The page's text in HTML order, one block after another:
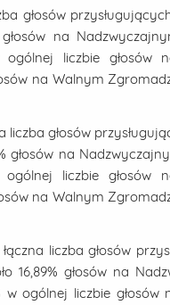
głosów
na
ogólnej liczbie głosów
na Walnym
liczba głosów
głosów na
ogólnej liczbie głosów
na Walnym
liczba głosów
16,89% głosów na
w ogólnej liczbie głosów